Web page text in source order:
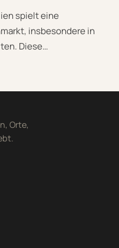
spielt eine
insbesondere in
Diese…
Orte,